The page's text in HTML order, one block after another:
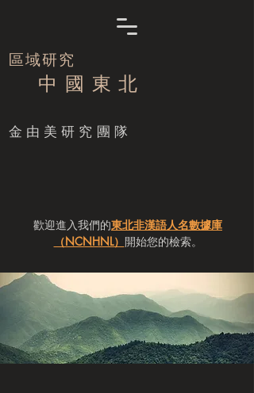
區域研究
中 國 東 北
​金由美研究團隊
歡迎進入我們的東北非漢語人名數據庫
（NCNHNL） 開始您的檢索。